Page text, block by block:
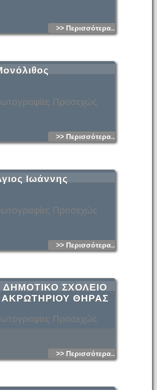
>> Περισσότερα...
Προσεχώς
>> Περισσότερα...
Προσεχώς
Ιωάννης
>> Περισσότερα...
Προσεχώς
ΔΗΜΟΤΙΚΟ ΣΧΟΛΕΙΟ
ΑΚΡΩΤΗΡΙΟΥ ΘΗΡΑΣ
>> Περισσότερα...